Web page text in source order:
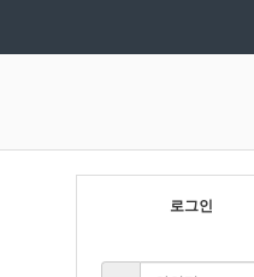
로그인